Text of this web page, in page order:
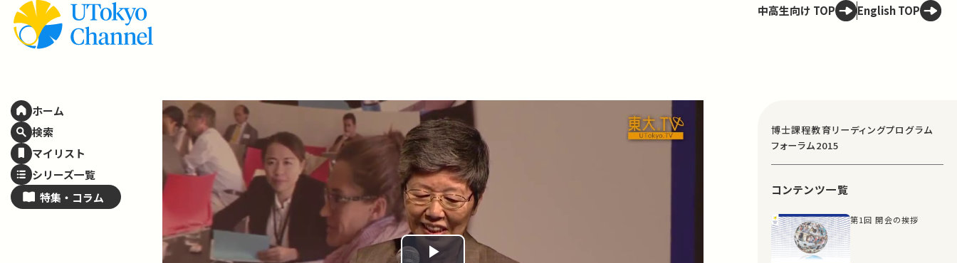
ホーム
検索
マイリスト
シリーズ一覧
特集・ コラム
中高生向け TOP English TOP
博士課程教育リーディングプログラム
フォーラム2015
コンテンツ一覧
第1回 開会の挨拶